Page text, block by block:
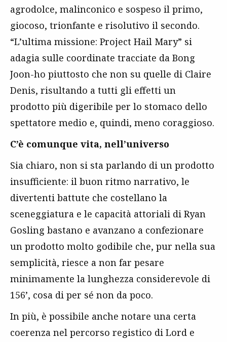
agrodolce, malinconico e sospeso il primo,
giocoso, trionfante e risolutivo il secondo.
“L’ultima missione: Project Hail Mary” si
adagia sulle coordinate tracciate da Bong
Joon-ho piuttosto che non su quelle di Claire
Denis, risultando a tutti gli effetti un
prodotto più digeribile per lo stomaco dello
spettatore medio e, quindi, meno coraggioso.
C’è comunque vita, nell’universo
Sia chiaro, non si sta parlando di un prodotto
insufficiente: il buon ritmo narrativo, le
divertenti battute che costellano la
sceneggiatura e le capacità attoriali di Ryan
Gosling bastano e avanzano a confezionare
un prodotto molto godibile che, pur nella sua
semplicità, riesce a non far pesare
minimamente la lunghezza considerevole di
156’, cosa di per sé non da poco.
In più, è possibile anche notare una certa
coerenza nel percorso registico di Lord e